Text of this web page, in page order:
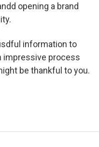
opening a brand
information to
impressive process
be thankful to you.